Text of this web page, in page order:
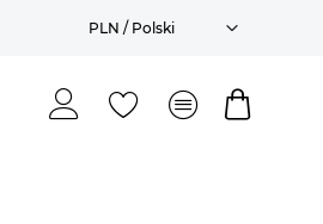
PLN / Polski